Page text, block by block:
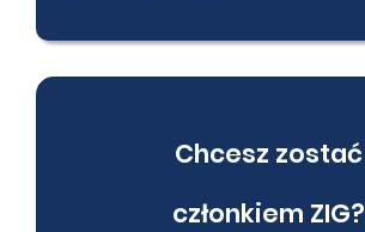
Chcesz zostać
członkiem ZIG?